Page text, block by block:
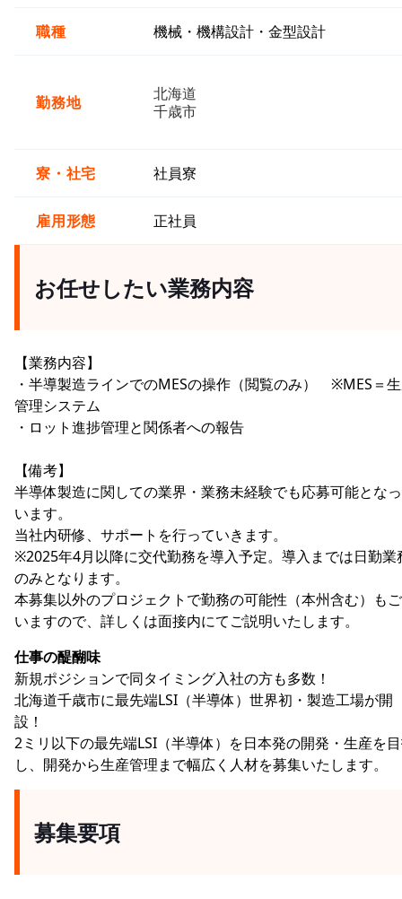
職種 機械・機構設計・金型設計
勤務地
北海道
千歳市
寮・社宅 社員寮
雇用形態 正社員
お任せしたい業務内容
【業務内容】
・半導製造ラインでのMESの操作（閲覧のみ） ※MES＝
管理システム
・ロット進捗管理と関係者への報告
【備考】
半導体製造に関しての業界・業務未経験でも応募可能とな
います。
当社内研修、サポートを行っていきます。
※2025年4月以降に交代勤務を導入予定。導入までは日勤業
のみとなります。
本募集以外のプロジェクトで勤務の可能性（本州含む）も
いますので、詳しくは面接内にてご説明いたします。
仕事の醍醐味
新規ポジションで同タイミング入社の方も多数！
北海道千歳市に最先端LSI（半導体）世界初・製造工場が開
設！
2ミリ以下の最先端LSI（半導体）を日本発の開発・生産を
し、開発から生産管理まで幅広く人材を募集いたします。
募集要項